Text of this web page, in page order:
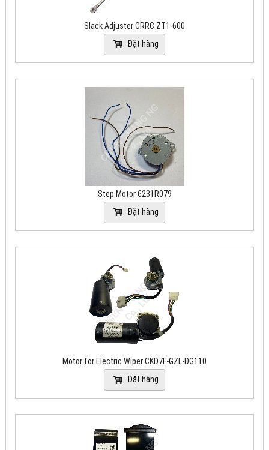
Slack Adjuster CRRC ZT1-600
Đặt hàng
Step Motor 6231R079
Đặt hàng
Motor for Electric Wiper CKD7F-GZL-DG110
Đặt hàng